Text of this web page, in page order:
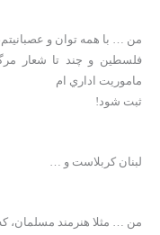
من … با همه توان و
فلسطين و چند تا شعار
ماموريت اداري ام
ثبت شود!
لبنان کربلاست و …
من … مثلا هنرمند مسلمان،